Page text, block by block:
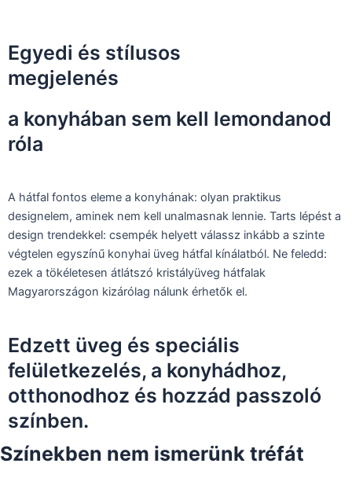
Egyedi és stílusos
megjelenés
a konyhában sem kell lemondanod
róla
A hátfal fontos eleme a konyhának: olyan praktikus
designelem, aminek nem kell unalmasnak lennie. Tarts lépést a
design trendekkel: csempék helyett válassz inkább a szinte
végtelen egyszínű konyhai üveg hátfal kínálatból. Ne feledd:
ezek a tökéletesen átlátszó kristályüveg hátfalak
Magyarországon kizárólag nálunk érhetők el.
Edzett üveg és speciális
felületkezelés, a konyhádhoz,
otthonodhoz és hozzád passzoló
színben.
Színekben nem ismerünk tréfát